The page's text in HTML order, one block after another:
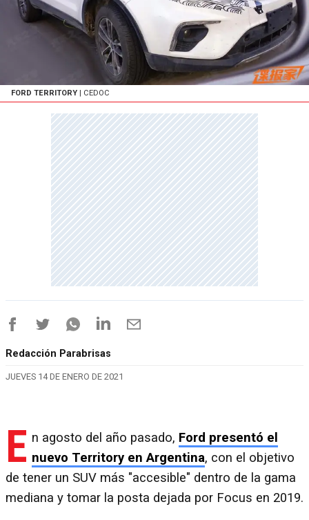
FORD TERRITORY | CEDOC
Redacción Parabrisas
JUEVES 14 DE ENERO DE 2021
E n agosto del año pasado, Ford presentó el
nuevo Territory en Argentina, con el objetivo
de tener un SUV más "accesible" dentro de la gama
mediana y tomar la posta dejada por Focus en 2019.